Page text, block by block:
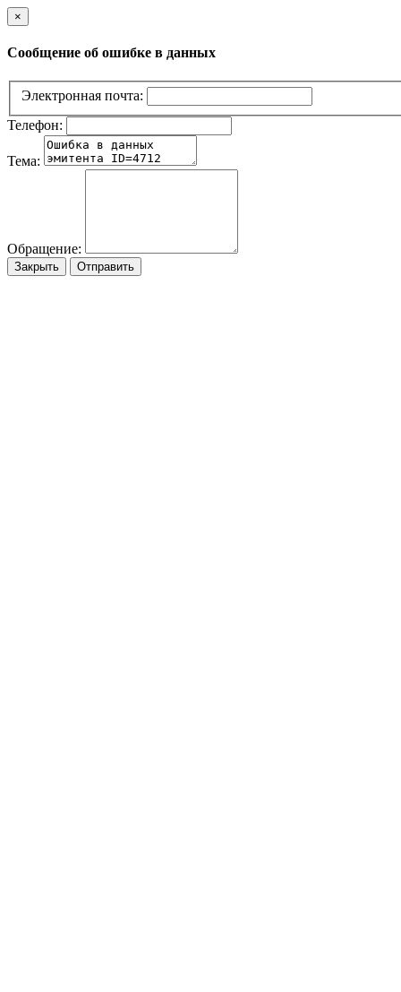
×
Сообщение об ошибке в данных
Электронная почта:
Телефон:
Тема:
Обращение:
Закрыть Отправить